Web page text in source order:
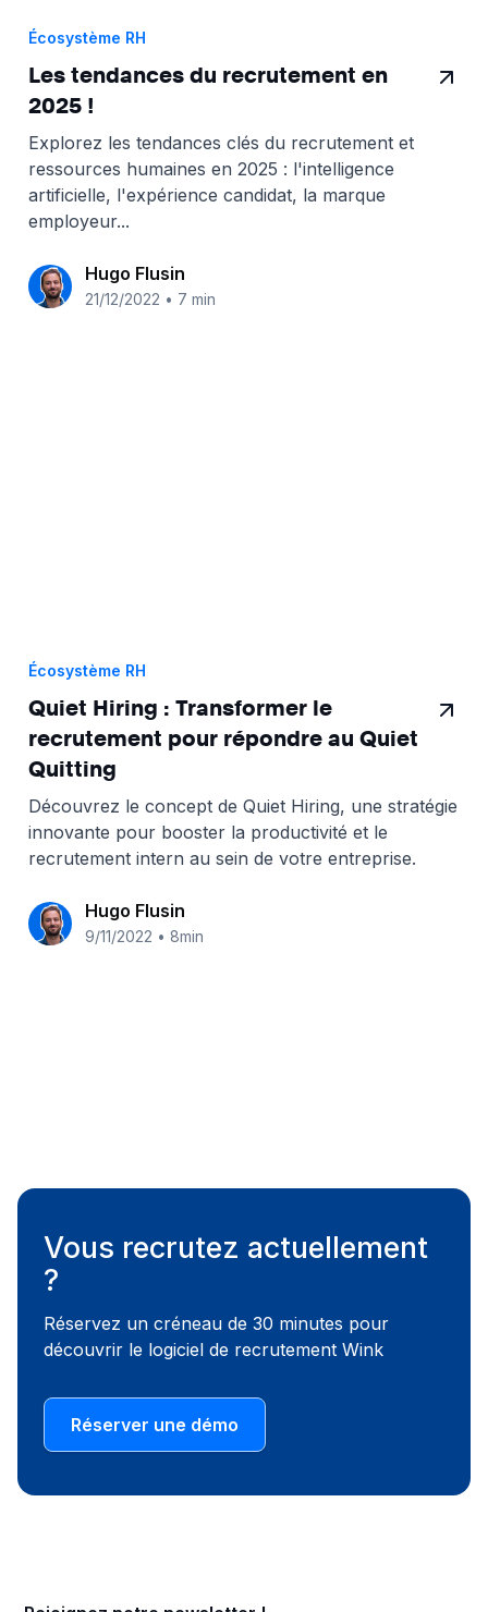
Écosystème RH
Les tendances du recrutement en
2025 !
Explorez les tendances clés du recrutement et
ressources humaines en 2025 : l'intelligence
artificielle, l'expérience candidat, la marque
employeur...
Hugo Flusin
21/12/2022 • 7 min
Écosystème RH
Quiet Hiring : Transformer le
recrutement pour répondre au Quiet
Quitting
Découvrez le concept de Quiet Hiring, une stratégie
innovante pour booster la productivité et le
recrutement intern au sein de votre entreprise.
Hugo Flusin
9/11/2022 • 8min
Vous recrutez actuellement
?
Réservez un créneau de 30 minutes pour
découvrir le logiciel de recrutement Wink
Réserver une démo